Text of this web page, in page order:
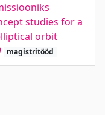
studies for a
orbit
magistritööd